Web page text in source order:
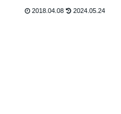
2018.04.08 2024.05.24